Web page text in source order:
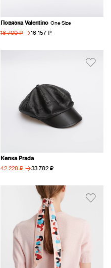
Повязка Valentino One Size
18 700 ₽ → 16 157 ₽
Кепка Prada
42 228 ₽ → 33 782 ₽